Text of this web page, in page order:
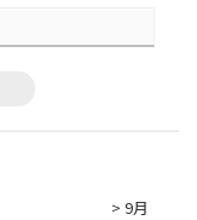
> 9月